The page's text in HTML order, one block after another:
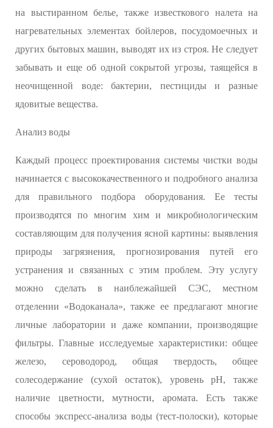
на выстиранном белье, также известкового налета на
нагревательных элементах бойлеров, посудомоечных и
других бытовых машин, выводят их из строя. Не следует
забывать и еще об одной сокрытой угрозы, таящейся в
неочищенной воде: бактерии, пестициды и разные
ядовитые вещества.
Анализ воды
Каждый процесс проектирования системы чистки воды
начинается с высококачественного и подробного анализа
для правильного подбора оборудования. Ее тесты
производятся по многим хим и микробиологическим
составляющим для получения ясной картины: выявления
природы загрязнения, прогнозирования путей его
устранения и связанных с этим проблем. Эту услугу
можно сделать в наиблежайшей СЭС, местном
отделении «Водоканала», также ее предлагают многие
личные лаборатории и даже компании, производящие
фильтры. Главные исследуемые характеристики: общее
железо, сероводород, общая твердость, общее
солесодержание (сухой остаток), уровень рН, также
наличие цветности, мутности, аромата. Есть также
способы экспресс-анализа воды (тест-полоски), которые